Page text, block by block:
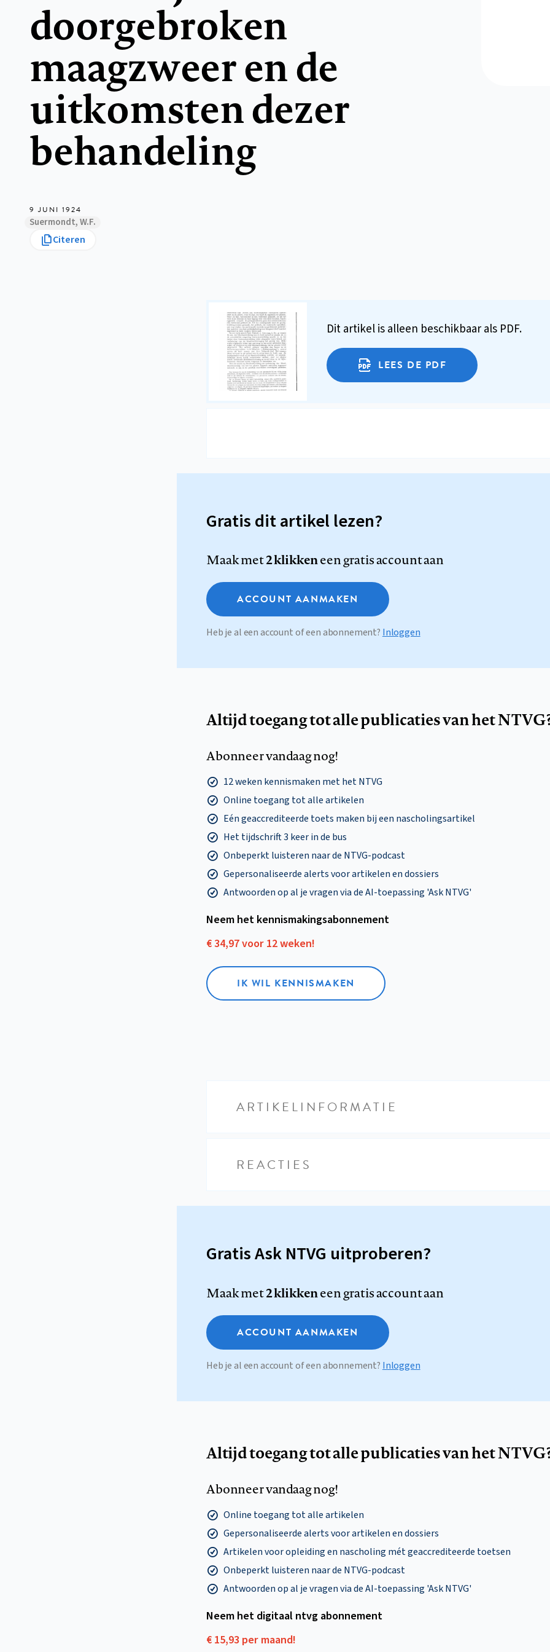
doorgebroken
maagzweer en de
uitkomsten dezer
behandeling
9 JUNI 1924
Suermondt, W.F.
Citeren
Dit artikel is alleen beschikbaar als PDF.
LEES DE PDF
Gratis dit artikel lezen?
Maak met2 klikkeneen gratis account aan
ACCOUNT AANMAKEN
Heb je al een account of een abonnement? Inloggen
Altijd toegang tot alle publicaties van het
Abonneer vandaag nog!
12 weken kennismaken met het NTVG
Online toegang tot alle artikelen
Eén geaccrediteerde toets maken bij een nascholingsartikel
Het tijdschrift 3 keer in de bus
Onbeperkt luisteren naar de NTVG-podcast
Gepersonaliseerde alerts voor artikelen en dossiers
Antwoorden op al je vragen via de AI-toepassing 'Ask NTVG'
Neem het kennismakings­abonnement
€ 34,97 voor 12 weken!
IK WIL KENNISMAKEN
ARTIKELINFORMATIE
REACTIES
Gratis Ask NTVG uitproberen?
Maak met2 klikkeneen gratis account aan
ACCOUNT AANMAKEN
Heb je al een account of een abonnement? Inloggen
Altijd toegang tot alle publicaties van het
Abonneer vandaag nog!
Online toegang tot alle artikelen
Gepersonaliseerde alerts voor artikelen en dossiers
Artikelen voor opleiding en nascholing mét geaccrediteerde toetsen
Onbeperkt luisteren naar de NTVG-podcast
Antwoorden op al je vragen via de AI-toepassing 'Ask NTVG'
Neem het digitaal ntvg abonnement
€ 15,93 per maand!